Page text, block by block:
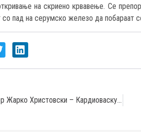
на скриено крвавење. Се
пад на серумско железо да побараат
Интервју со д-р Жарко Христовски – Кардиоваскуларните заболувања водечка причина за смртност во светот